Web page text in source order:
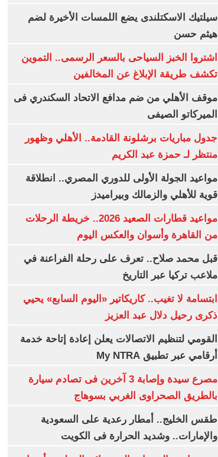
سيلتيك الاسكتلندى يضع اللمسات الأخيرة لضم
هيثم حسن
اشتروا الخبز السياحى بالسعر الرسمى.. التموين
تكشف طريقة الإبلاغ عن المخالفين
موقف الأهلي من ضم مدافع الاتحاد السكندري فى
الميركاتو الصيفى
جدول مباريات برشلونة القادمة.. الأهلي وظهور
منتظر لـ حمزة عبد الكريم
مواعيد الجولة الأولى للدوري المصري.. انطلاقة
قوية للأهلي والزمالك وبيراميدز
مواعيد قطارات الصعيد 2026.. خريطة الرحلات
من القاهرة وأسوان والعكس اليوم
قبل محمد صلاح.. تعرف على رحلة الفراعنة في
ملاعب تركيا عبر التاريخ
ابتسامة لا تغيب.. كاريكاتير «اليوم السابع» يحيي
ذكرى رحيل دلال عبد العزيز
القومي لتنظيم الاتصالات يعلن إعادة إتاحة خدمة
أرقامي عبر تطبيق My NTRA
مصرع سيدة وإصابة 3 آخرين فى تصادم سيارة
بالطريق الصحراوى الغربي بسوهاج
طقس الخليج.. أمطار رعدية على السعودية
والإمارات.. وشديد الحرارة فى الكويت